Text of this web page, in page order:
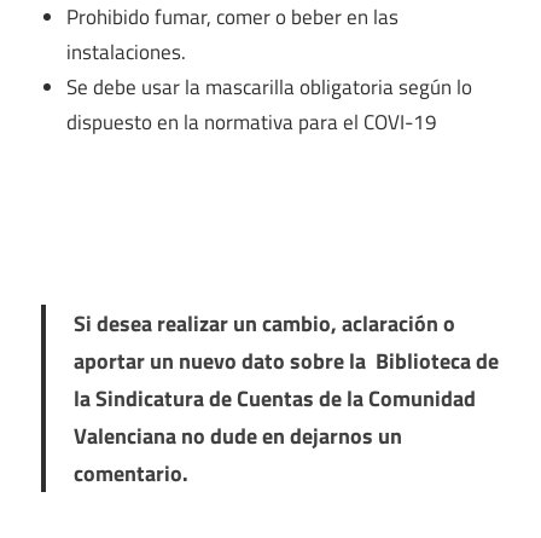
Prohibido fumar, comer o beber en las
instalaciones.
Se debe usar la mascarilla obligatoria según lo
dispuesto en la normativa para el COVI-19
Si desea realizar un cambio, aclaración o
aportar un nuevo dato sobre la Biblioteca de
la Sindicatura de Cuentas de la Comunidad
Valenciana no dude en dejarnos un
comentario.